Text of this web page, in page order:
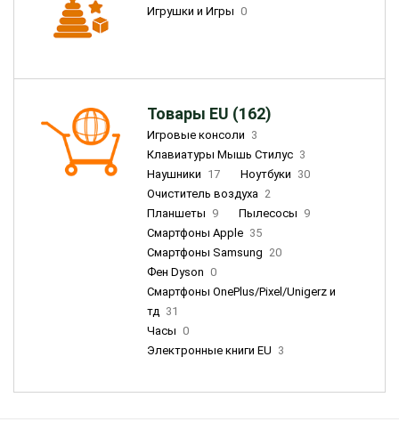
Игрушки и Игры 0
Товары EU (162)
Игровые консоли 3
Клавиатуры Мышь Стилус 3
Наушники 17 Ноутбуки 30
Очиститель воздуха 2
Планшеты 9 Пылесосы 9
Смартфоны Apple 35
Смартфоны Samsung 20
Фен Dyson 0
Смартфоны OnePlus/Pixel/Unigerz и
тд 31
Часы 0
Электронные книги EU 3